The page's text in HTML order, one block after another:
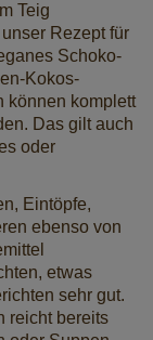
Teig
Rezept für
Schoko-
Kokos-
können komplett
Das gilt auch
oder
Eintöpfe,
ebenso von
etwas
sehr gut.
reicht bereits